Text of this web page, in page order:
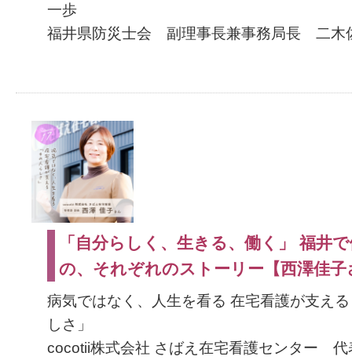
一歩
福井県防災士会 副理事長兼事務局長 二木
「自分らしく、生きる、働く」 福井
の、それぞれのストーリー【西澤佳子
病気ではなく、人生を看る 在宅看護が支え
しさ」
cocotii株式会社 さばえ在宅看護センター 代